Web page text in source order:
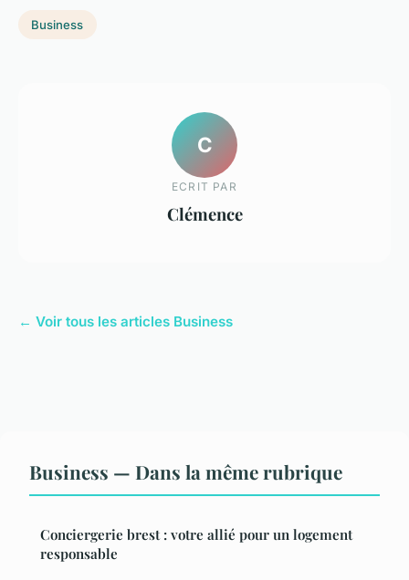
Business
C
ECRIT PAR
Clémence
← Voir tous les articles Business
Business — Dans la même rubrique
Conciergerie brest : votre allié pour un logement
responsable